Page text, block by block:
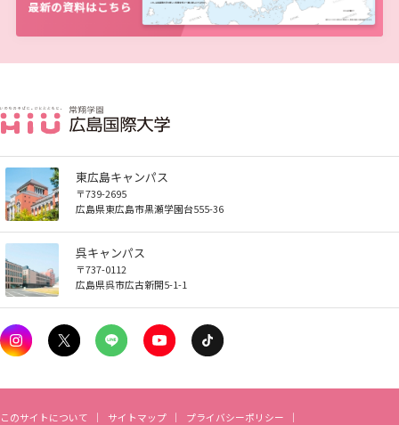
東広島キャンパス
〒739-2695
広島県東広島市黒瀬学園台555-36
呉キャンパス
〒737-0112
広島県呉市広古新開5-1-1
このサイトについて サイトマップ
プライバシーポリシー